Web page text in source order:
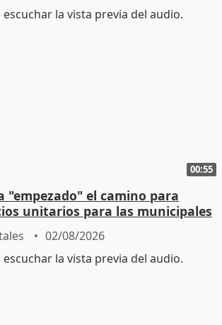
00:55
"empezado" el camino para
unitarios para las municipales
02/08/2026